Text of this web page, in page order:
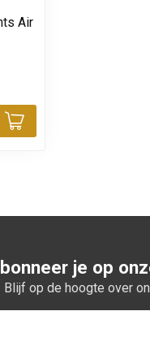
Air
Toevoegen aan
je op
Blijf op de hoogte over